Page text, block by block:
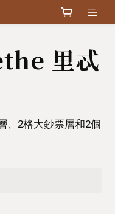
里忒
、2格大鈔票層和2個